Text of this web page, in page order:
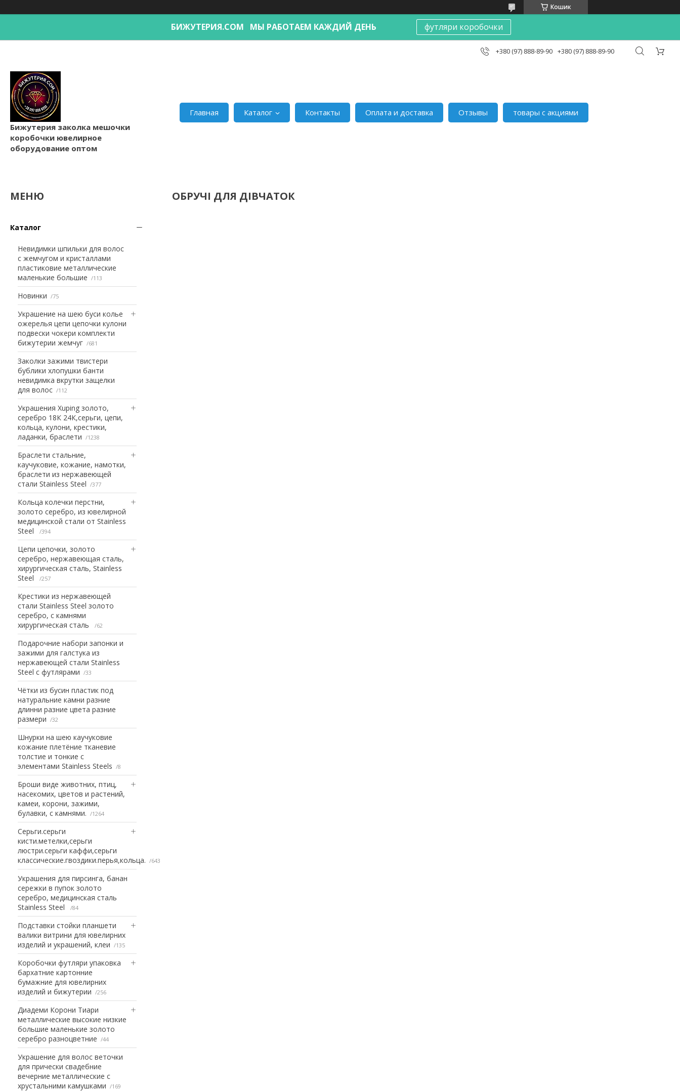
Кошик
БИЖУТЕРИЯ.COM МЫ РАБОТАЕМ КАЖДИЙ ДЕНЬ футляри коробочки
+380 (97) 888-89-90 +380 (97) 888-89-90
Бижутерия заколка мешочки
коробочки ювелирное
оборудование оптом
Главная Каталог Контакты Оплата и доставка Отзывы товары с акциями
Каталог
Невидимки шпильки для волос
с жемчугом и кристаллами
пластиковие металлические
маленькие большие
113
Новинки 75
Украшение на шею буси колье
ожерелья цепи цепочки кулони
подвески чокери комплекти
бижутерии жемчуг
681
Заколки зажими твистери
бублики хлопушки банти
невидимка вкрутки защелки
для волос
112
Украшения Xuping золото,
серебро 18К 24К,серьги, цепи,
кольца, кулони, крестики,
ладанки, браслети
1238
Браслети стальние,
каучуковие, кожание, намотки,
браслети из нержавеющей
стали Stainless Steel
377
Кольца колечки перстни,
золото серебро, из ювелирной
медицинской стали от Stainless
Steel
394
Цепи цепочки, золото
серебро, нержавеющая сталь,
хирургическая сталь, Stainless
Steel
257
Крестики из нержавеющей
стали Stainless Steel золото
серебро, с камнями
хирургическая сталь
62
Подарочние набори запонки и
зажими для галстука из
нержавеющей стали Stainless
Steel с футлярами
33
Чётки из бусин пластик под
натуральние камни разние
длинни разние цвета разние
размери
32
Шнурки на шею каучуковие
кожание плетёние тканевие
толстие и тонкие с
элементами Stainless Steels
8
Броши виде животних, птиц,
насекомих, цветов и растений,
камеи, корони, зажими,
булавки, с камнями.
1264
Серьги.серьги
кисти.метелки,серьги
люстри.серьги каффи,серьги
классические.гвоздики.перья,кольца.
643
Украшения для пирсинга, банан
сережки в пупок золото
серебро, медицинская сталь
Stainless Steel
84
Подставки стойки планшети
валики витрини для ювелирних
изделий и украшений, клеи
135
Коробочки футляри упаковка
бархатние картонние
бумажние для ювелирних
изделий и бижутерии
256
Диадеми Корони Тиари
металлические высокие низкие
большие маленькие золото
серебро разноцветние
44
Украшение для волос веточки
для прически свадебние
вечерние металлические с
хрустальними камушками
169
ОБРУЧІ ДЛЯ ДІВЧАТОК